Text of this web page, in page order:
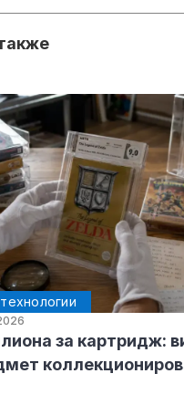
за картридж: